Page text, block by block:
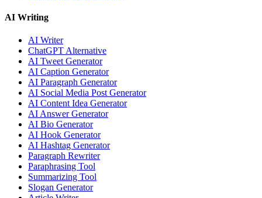
AI Writing
AI Writer
ChatGPT Alternative
AI Tweet Generator
AI Caption Generator
AI Paragraph Generator
AI Social Media Post Generator
AI Content Idea Generator
AI Answer Generator
AI Bio Generator
AI Hook Generator
AI Hashtag Generator
Paragraph Rewriter
Paraphrasing Tool
Summarizing Tool
Slogan Generator